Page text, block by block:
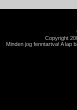
Copyright
Minden jog fenntartva! A lap